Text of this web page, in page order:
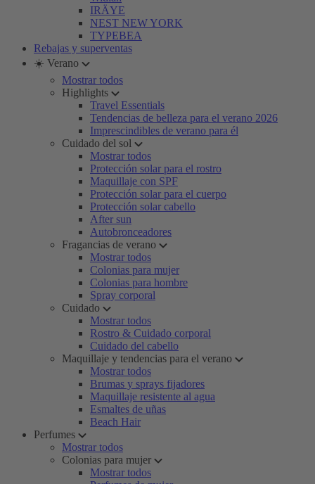
IRÄYE
NEST NEW YORK
TYPEBEA
Rebajas y superventas
☀️ Verano
Mostrar todos
Highlights
Travel Essentials
Tendencias de belleza para el verano 2026
Imprescindibles de verano para él
Cuidado del sol
Mostrar todos
Protección solar para el rostro
Maquillaje con SPF
Protección solar para el cuerpo
Protección solar cabello
After sun
Autobronceadores
Fragancias de verano
Mostrar todos
Colonias para mujer
Colonias para hombre
Spray corporal
Cuidado
Mostrar todos
Rostro & Cuidado corporal
Cuidado del cabello
Maquillaje y tendencias para el verano
Mostrar todos
Brumas y sprays fijadores
Maquillaje resistente al agua
Esmaltes de uñas
Beach Hair
Perfumes
Mostrar todos
Colonias para mujer
Mostrar todos